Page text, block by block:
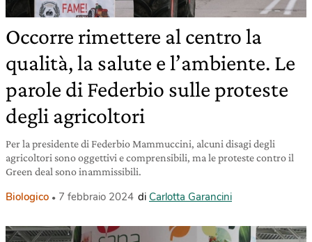
Occorre rimettere al centro la
qualità, la salute e l’ambiente. Le
parole di Federbio sulle proteste
degli agricoltori
Per la presidente di Federbio Mammuccini, alcuni disagi degli
agricoltori sono oggettivi e comprensibili, ma le proteste contro il
Green deal sono inammissibili.
Biologico 7 febbraio 2024 di Carlotta Garancini